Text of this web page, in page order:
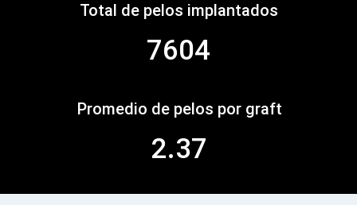
Total de pelos implantados
7604
Promedio de pelos por graft
2.37